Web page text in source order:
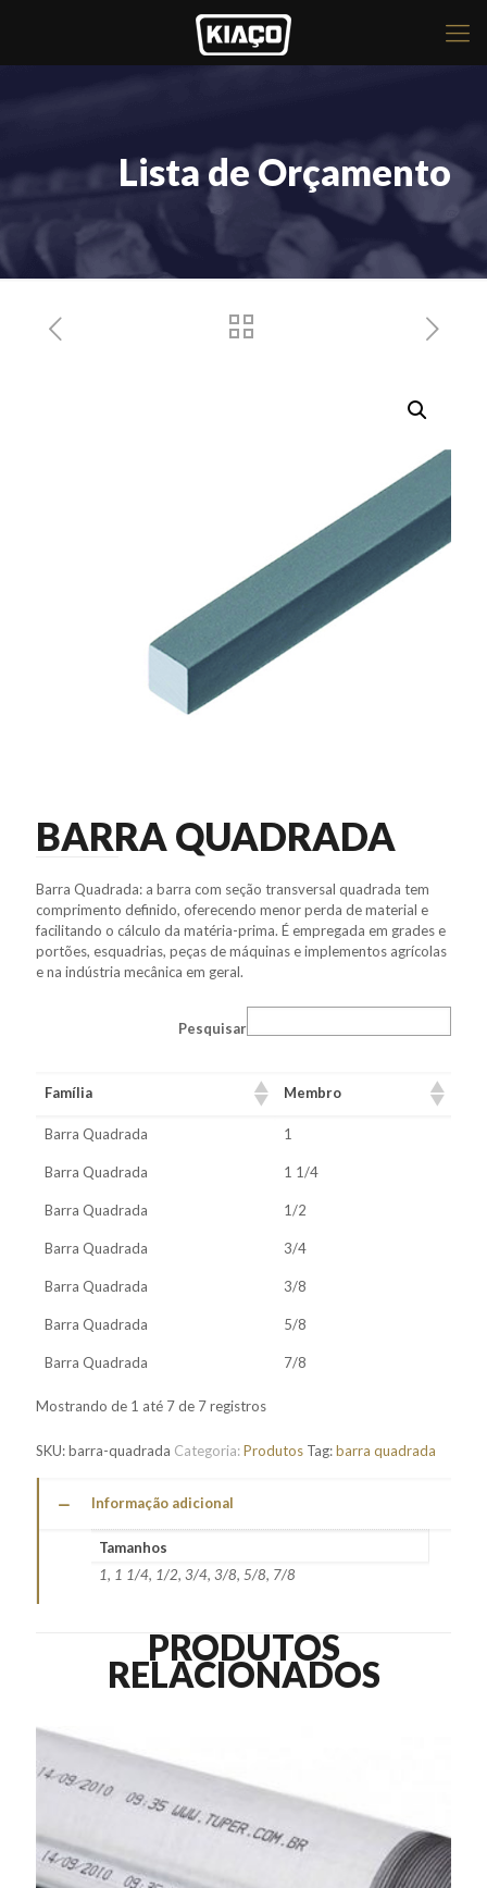
Lista de Orçamento
BARRA QUADRADA
Barra Quadrada: a barra com seção transversal quadrada tem
comprimento definido, oferecendo menor perda de material e
facilitando o cálculo da matéria-prima. É empregada em grades e
portões, esquadrias, peças de máquinas e implementos agrícolas
e na indústria mecânica em geral.
Pesquisar
Família Membro
Barra Quadrada 1
Barra Quadrada 1 1/4
Barra Quadrada 1/2
Barra Quadrada 3/4
Barra Quadrada 3/8
Barra Quadrada 5/8
Barra Quadrada 7/8
Mostrando de 1 até 7 de 7 registros
SKU:barra-quadrada Categoria:Produtos Tag:barra quadrada
Informação adicional
Tamanhos
1, 1 1/4, 1/2, 3/4, 3/8, 5/8, 7/8
PRODUTOS
RELACIONADOS